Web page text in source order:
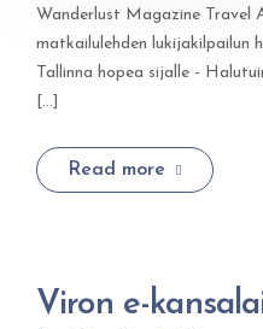
Wanderlust Magazine Travel
matkailulehden lukijakilpailun
Tallinna hopea sijalle -
[...]
Read more
Viron e-